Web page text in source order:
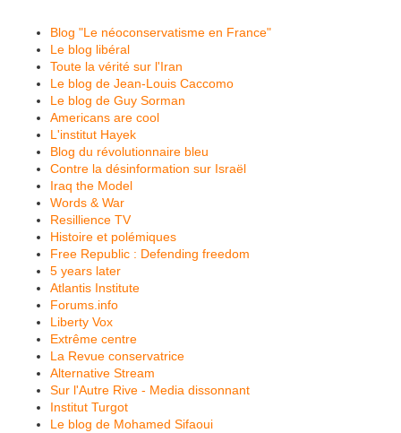
Blog "Le néoconservatisme en France"
Le blog libéral
Toute la vérité sur l'Iran
Le blog de Jean-Louis Caccomo
Le blog de Guy Sorman
Americans are cool
L'institut Hayek
Blog du révolutionnaire bleu
Contre la désinformation sur Israël
Iraq the Model
Words & War
Resillience TV
Histoire et polémiques
Free Republic : Defending freedom
5 years later
Atlantis Institute
Forums.info
Liberty Vox
Extrême centre
La Revue conservatrice
Alternative Stream
Sur l'Autre Rive - Media dissonnant
Institut Turgot
Le blog de Mohamed Sifaoui